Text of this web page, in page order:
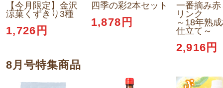
【今月限定】金沢
涼菓くずきり3種
1,726円
四季の彩2本セット
1,878円
一番摘み
リンク
～18年熟
仕立て～
2,916円
8月号特集商品